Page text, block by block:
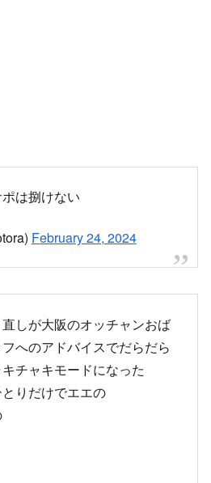
は捌けない
February 24, 2024
しが大阪のオッチャンおば
へのアドバイスでだらだら
チャキモードになった
りだけでエエの